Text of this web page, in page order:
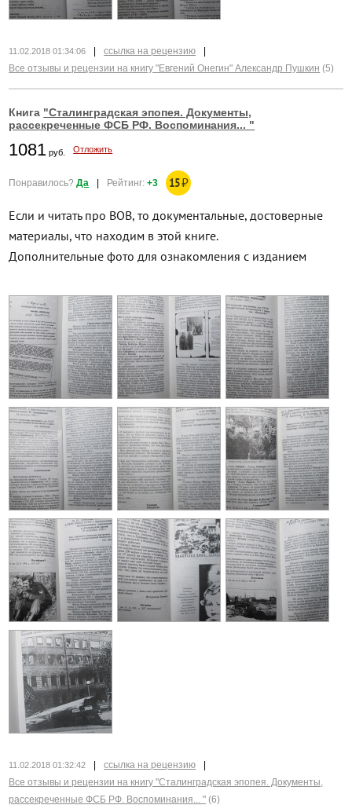
11.02.2018 01:34:06 ссылка на рецензию
Все отзывы и рецензии на книгу "Евгений Онегин" Александр Пушкин (5)
Книга "Сталинградская эпопея. Документы,
рассекреченные ФСБ РФ. Воспоминания... "
1081 руб. Отложить
Понравилось?Да | Рейтинг:+3 15₽
Если и читать про ВОВ, то документальные, достоверные
материалы, что находим в этой книге.
Дополнительные фото для ознакомления с изданием
11.02.2018 01:32:42 ссылка на рецензию
Все отзывы и рецензии на книгу "Сталинградская эпопея. Документы,
рассекреченные ФСБ РФ. Воспоминания... " (6)